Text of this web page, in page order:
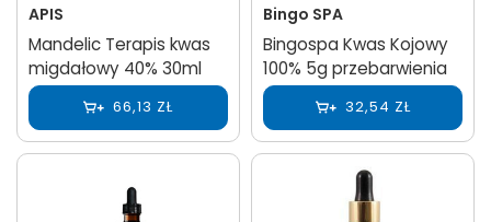
APIS
Mandelic Terapis kwas
migdałowy 40% 30ml
66,13 ZŁ
Bingo SPA
Bingospa Kwas Kojowy
100% 5g przebarwienia
32,54 ZŁ